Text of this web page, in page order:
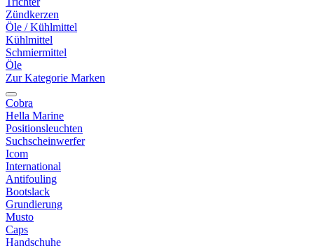
Zündkerzen
Öle / Kühlmittel
Kühlmittel
Schmiermittel
Öle
Zur Kategorie Marken
Cobra
Hella Marine
Positionsleuchten
Suchscheinwerfer
Icom
International
Antifouling
Bootslack
Grundierung
Musto
Caps
Handschuhe